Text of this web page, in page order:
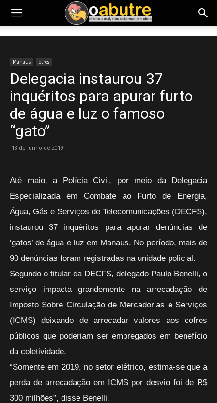
Manaus otros
Delegacia instaurou 37
inquéritos para apurar furto
de água e luz o famoso
“gato”
18 de junho de 2019
Até maio, a Polícia Civil, por meio da Delegacia
Especializada em Combate ao Furto de Energia,
Água, Gás e Serviços de Telecomunicações (DECFS),
instaurou 37 inquéritos para apurar denúncias de
‘gatos’ de água e luz em Manaus. No período, mais de
90 denúncias foram registradas na unidade policial.
Segundo o titular da DECFS, delegado Paulo Benelli, o
serviço impacta grandemente na arrecadação de
Imposto Sobre Circulação de Mercadorias e Serviços
(ICMS) deixando de arrecadar valores aos cofres
públicos que poderiam ser empregados em benefício
da coletividade.
“Somente em 2019, no setor elétrico, estima-se que a
perda de arrecadação em ICMS por desvio foi de R$
300 milhões”, disse Benelli.